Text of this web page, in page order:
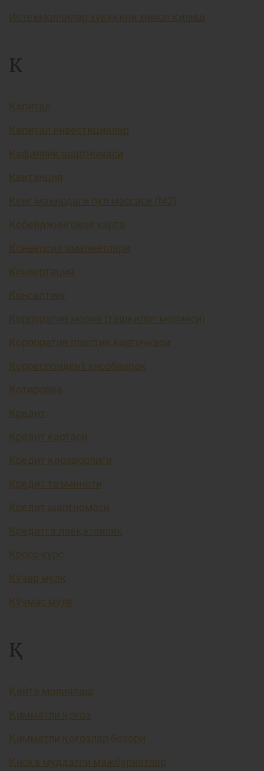
Истеъмолчилар ҳуқуқини ҳимоя қилиш
К
Капитал
Капитал инвестициялар
Кафиллик шартномаси
Квитанция
Кенг маънодаги пул массаси (М2)
Кобейджинговая карта
Конверсия амалиётлари
Конвертация
Консалтинг
Корпоратив молия (ташкилот молияси)
Корпоратив пластик карточкаси
Корреспондент ҳисобварақ
Котировка
Кредит
Кредит картаси
Кредит қарздорлиги
Кредит таъминоти
Кредит шартномаси
Кредитга лаёқатлилик
Кросс-курс
Кўчар мулк
Кўчмас мулк
Қ
Қайта молиялаш
Қимматли қоғоз
Қимматли қоғозлар бозори
Қисқа муддатли мажбуриятлар